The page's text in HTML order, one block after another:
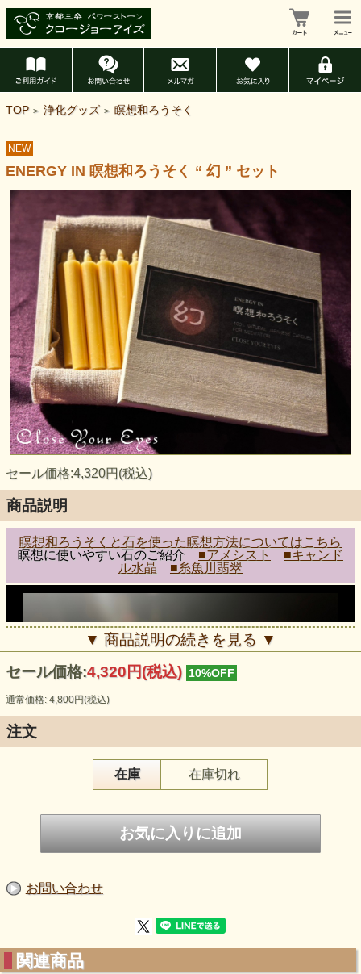
TOP > 浄化グッズ > 瞑想和ろうそく
NEW
ENERGY IN 瞑想和ろうそく “ 幻 ” セット
セール価格:4,320円(税込)
商品説明
瞑想和ろうそくと石を使った瞑想方法についてはこちら
瞑想に使いやすい石のご紹介 ■アメシスト
■キャンド
ル水晶
■糸魚川翡翠
ストーンリーディング 瞑想ライブ
天然素材の和ろうそくになって再登場しましたよ。
（燃焼時間も伸びました！(^▽^)/）
クロアイの浄化スペースにある四隅の水晶と
エナジーインしています。
このエナジーイン和ろうそくには
▼ 商品説明の続きを見る ▼
セール価格:4,320円(税込) 10%OFF
通常価格: 4,800円(税込)
注文
在庫 在庫切れ
お問い合わせ
関連商品